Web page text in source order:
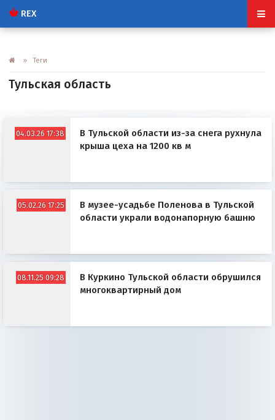
REX
» Теги
Тульская область
04.03.26 17:38
В Тульской области из-за снега рухнула
крыша цеха на 1200 кв м
05.02.26 17:25
В музее-усадьбе Поленова в Тульской
области украли водонапорную башню
08.11.25 09:28
В Куркино Тульской области обрушился
многоквартирный дом